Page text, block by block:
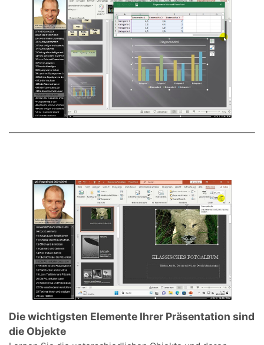
Die wichtigsten Elemente Ihrer Präsentation sind
die Objekte